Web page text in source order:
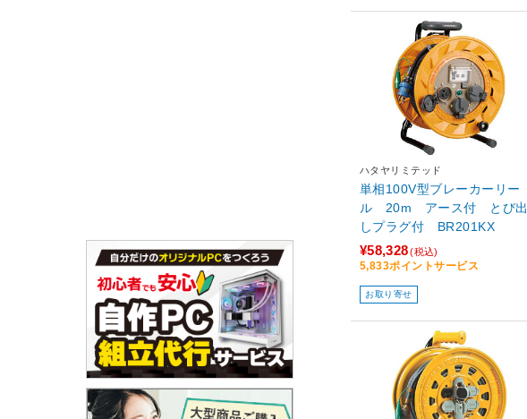
ハタヤリミテッド
単相100V型ブレーカーリー
ル 20m アース付 とび出
しプラグ付 BR201KX
¥58,328(税込)
5,833ポイントサービス
お取り寄せ